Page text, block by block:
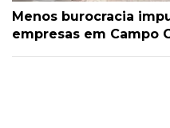
Menos burocracia
empresas em Campo